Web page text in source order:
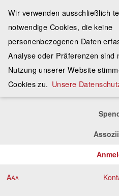
AAA
Wir verwenden ausschließlich
notwendige Cookies, die keine
personenbezogenen Daten
Analyse oder Präferenzen sind
Nutzung unserer Website
Cookies zu. Unsere